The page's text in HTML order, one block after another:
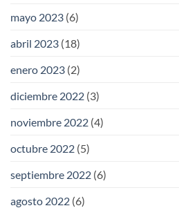
mayo 2023 (6)
abril 2023 (18)
enero 2023 (2)
diciembre 2022 (3)
noviembre 2022 (4)
octubre 2022 (5)
septiembre 2022 (6)
agosto 2022 (6)